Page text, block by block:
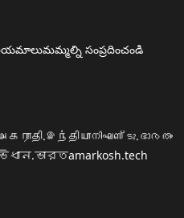
మమ్మల్ని సంప్రదించండి
നിഘണ്ടു.ഭാരതം
amarkosh.tech